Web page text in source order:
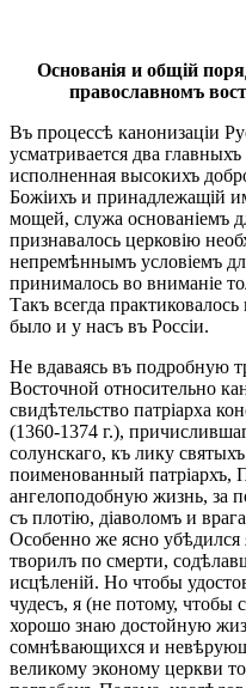
Основанія и общій
православномъ
Въ процессѣ канонизаціи
усматривается два
исполненная высокихъ
Божіихъ и принадлежащій
мощей, служа основаніемъ
признавалось церковію
непремѣннымъ условіемъ
принималось во вниманіе
Такъ всегда
было и у насъ въ Россіи.
Не вдаваясь въ подробную
Восточной относительно
свидѣтельство патріарха
(1360-1374 г.),
солунскаго, къ лику
поименованный патріархъ,
ангелоподобную жизнь, за
съ плотію, діаволомъ и
Особенно же ясно убѣдился
творилъ по смерти,
исцѣленій. Но чтобы
чудесъ, я (не потому, чтобы
хорошо знаю достойную
сомнѣвающихся и
великому эконому церкви